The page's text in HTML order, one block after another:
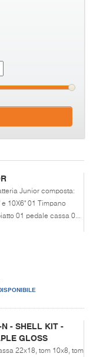
Junior composta:
e 10X6" 01 Timpano
01 pedale cassa 0...
N - SHELL KIT -
GLOSS
22x18, tom 10x8, tom